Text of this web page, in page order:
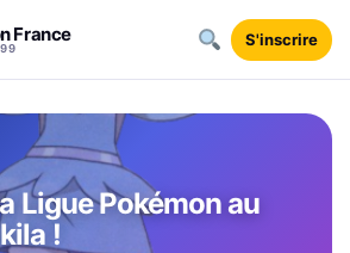
France S'inscrire
Ligue Pokémon au
!